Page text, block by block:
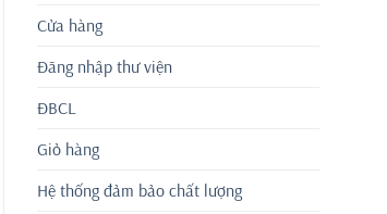
Cửa hàng
Đăng nhập thư viện
ĐBCL
Giỏ hàng
Hệ thống đảm bảo chất lượng